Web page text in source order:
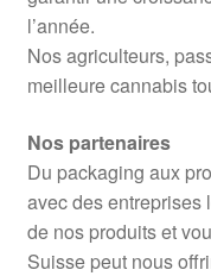
l’année.
Nos agriculteurs,
meilleure cannabis
Nos partenaires
Du packaging aux
avec des entreprises
de nos produits et
Suisse peut nous